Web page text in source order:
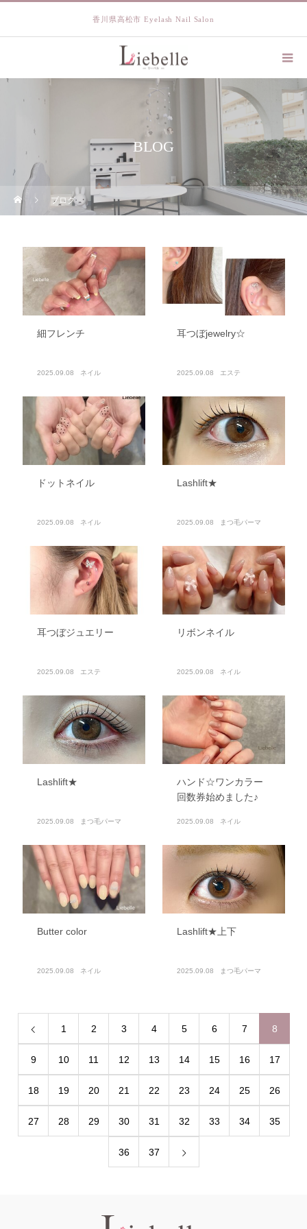
香川県高松市 Eyelash Nail Salon
BLOG
ブログ
細フレンチ
2025.09.08 ネイル
耳つぼjewelry☆
2025.09.08 エステ
ドットネイル
2025.09.08 ネイル
Lashlift★
2025.09.08 まつ毛パーマ
耳つぼジュエリー
2025.09.08 エステ
リボンネイル
2025.09.08 ネイル
Lashlift★
2025.09.08 まつ毛パーマ
ハンド☆ワンカラー
回数券始めました♪
2025.09.08 ネイル
Butter color
2025.09.08 ネイル
Lashlift★上下
2025.09.08 まつ毛パーマ
1 2 3 4 5 6 7 8
9 10 11 12 13 14 15 16 17
18 19 20 21 22 23 24 25 26
27 28 29 30 31 32 33 34 35
36 37